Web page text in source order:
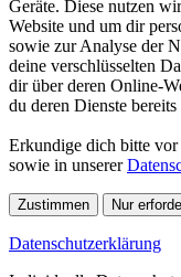
Geräte. Diese nutzen
Website und um dir
sowie zur Analyse der
deine verschlüsselten
dir über deren Online-
du deren Dienste bereits
Erkundige dich bitte
sowie in unserer
Zustimmen Nur
Datenschutzerklärung